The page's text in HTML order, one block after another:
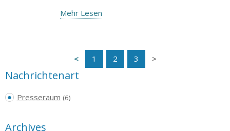
Mehr Lesen
1 2 3
Nachrichtenart
Presseraum (6)
Archives